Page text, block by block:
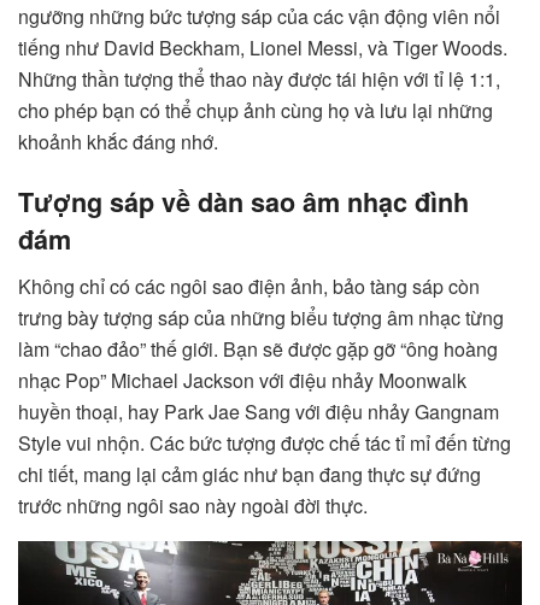
ngưỡng những bức tượng sáp của các vận động viên nổi
tiếng như David Beckham, Lionel Messi, và Tiger Woods.
Những thần tượng thể thao này được tái hiện với tỉ lệ 1:1,
cho phép bạn có thể chụp ảnh cùng họ và lưu lại những
khoảnh khắc đáng nhớ.
Tượng sáp về dàn sao âm nhạc đình
đám
Không chỉ có các ngôi sao điện ảnh, bảo tàng sáp còn
trưng bày tượng sáp của những biểu tượng âm nhạc từng
làm “chao đảo” thế giới. Bạn sẽ được gặp gỡ “ông hoàng
nhạc Pop” Michael Jackson với điệu nhảy Moonwalk
huyền thoại, hay Park Jae Sang với điệu nhảy Gangnam
Style vui nhộn. Các bức tượng được chế tác tỉ mỉ đến từng
chi tiết, mang lại cảm giác như bạn đang thực sự đứng
trước những ngôi sao này ngoài đời thực.